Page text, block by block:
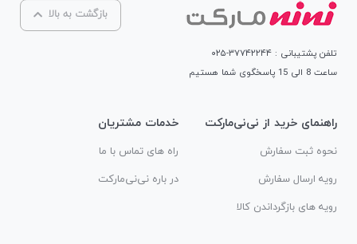
بازگشت به بالا
تلفن پشتیبانی : ۳۷۷۴۲۲۴۴-۰۲۵
ساعت 8 الی 15 پاسخگوی شما هستیم
راهنمای خرید از نی‌نی‌مارکت
نحوه ثبت سفارش
رویه ارسال سفارش
رویه های بازگرداندن کالا
خدمات مشتریان
راه های تماس با ما
در باره نی‌نی‌مارکت